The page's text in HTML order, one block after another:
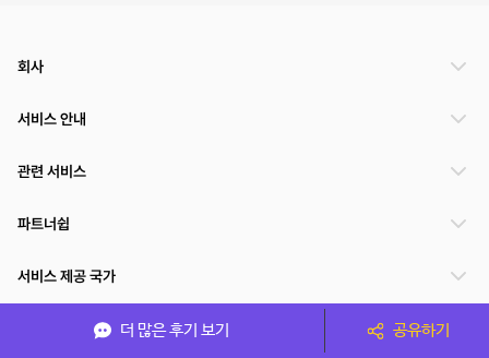
더 많은 후기 보기 공유하기
회사
서비스 안내
관련 서비스
파트너쉽
서비스 제공 국가